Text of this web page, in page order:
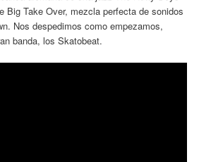
Big Take Over, mezcla perfecta de sonidos
Nos despedimos como empezamos,
banda, los Skatobeat.